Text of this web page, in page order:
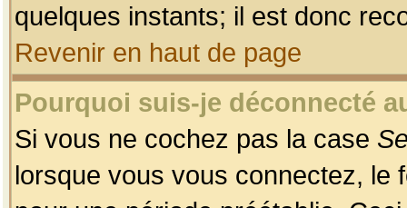
quelques instants; il est donc
Revenir en haut de page
Pourquoi suis-je déconnecté
Si vous ne cochez pas la case
lorsque vous vous connectez, le